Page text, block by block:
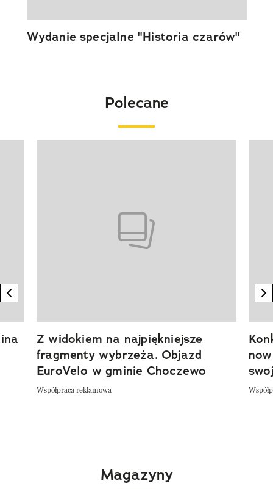
Wydanie specjalne "Historia czarów"
Polecane
previous element
Z widokiem na najpiękniejsze
fragmenty wybrzeża. Objazd
EuroVelo w gminie Choczewo
Współpraca reklamowa
Magazyny